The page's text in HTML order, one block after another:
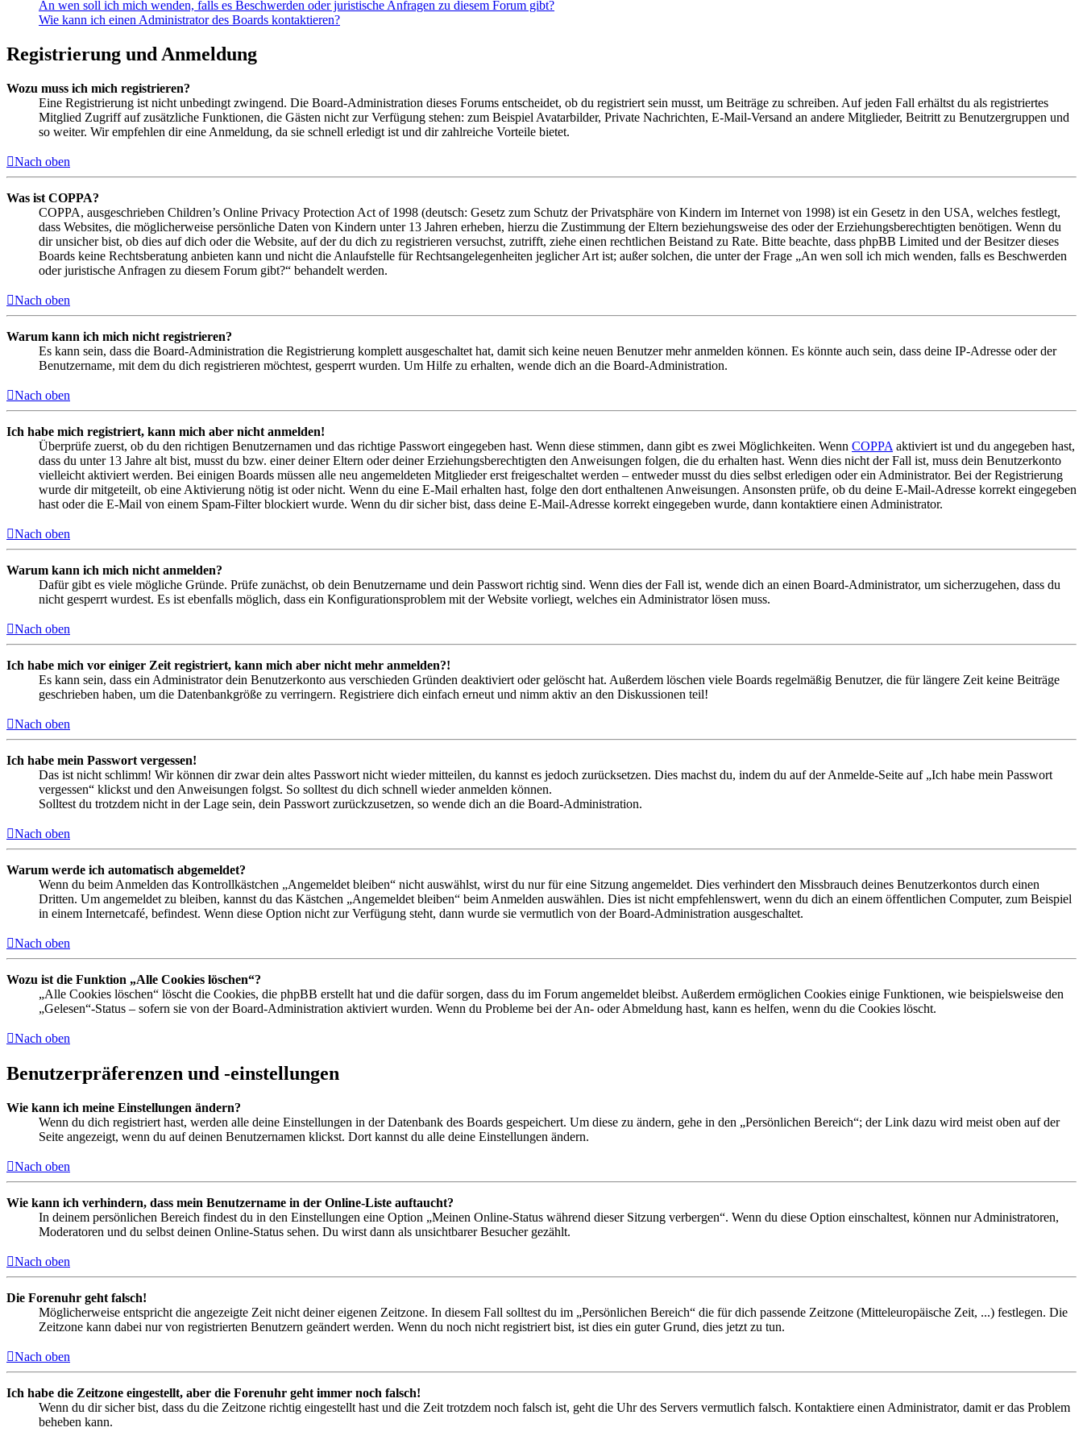
An wen soll ich mich wenden, falls es Beschwerden oder juristische Anfragen zu diesem Forum gibt?
Wie kann ich einen Administrator des Boards kontaktieren?
Registrierung und Anmeldung
Wozu muss ich mich registrieren?
Eine Registrierung ist nicht unbedingt zwingend. Die Board-Administration dieses Forums entscheidet, ob du registriert sein musst, um Beiträge zu schreiben. Auf jeden Fall erhältst du als registriertes
Mitglied Zugriff auf zusätzliche Funktionen, die Gästen nicht zur Verfügung stehen: zum Beispiel Avatarbilder, Private Nachrichten, E-Mail-Versand an andere Mitglieder, Beitritt zu Benutzergruppen und
so weiter. Wir empfehlen dir eine Anmeldung, da sie schnell erledigt ist und dir zahlreiche Vorteile bietet.
Nach oben
Was ist COPPA?
COPPA, ausgeschrieben Children’s Online Privacy Protection Act of 1998 (deutsch: Gesetz zum Schutz der Privatsphäre von Kindern im Internet von 1998) ist ein Gesetz in den USA, welches festlegt,
dass Websites, die möglicherweise persönliche Daten von Kindern unter 13 Jahren erheben, hierzu die Zustimmung der Eltern beziehungsweise des oder der Erziehungsberechtigten benötigen. Wenn du
dir unsicher bist, ob dies auf dich oder die Website, auf der du dich zu registrieren versuchst, zutrifft, ziehe einen rechtlichen Beistand zu Rate. Bitte beachte, dass phpBB Limited und der Besitzer dieses
Boards keine Rechtsberatung anbieten kann und nicht die Anlaufstelle für Rechtsangelegenheiten jeglicher Art ist; außer solchen, die unter der Frage „An wen soll ich mich wenden, falls es Beschwerden
oder juristische Anfragen zu diesem Forum gibt?“ behandelt werden.
Nach oben
Warum kann ich mich nicht registrieren?
Es kann sein, dass die Board-Administration die Registrierung komplett ausgeschaltet hat, damit sich keine neuen Benutzer mehr anmelden können. Es könnte auch sein, dass deine IP-Adresse oder der
Benutzername, mit dem du dich registrieren möchtest, gesperrt wurden. Um Hilfe zu erhalten, wende dich an die Board-Administration.
Nach oben
Ich habe mich registriert, kann mich aber nicht anmelden!
Überprüfe zuerst, ob du den richtigen Benutzernamen und das richtige Passwort eingegeben hast. Wenn diese stimmen, dann gibt es zwei Möglichkeiten. Wenn COPPA aktiviert ist und du angegeben hast,
dass du unter 13 Jahre alt bist, musst du bzw. einer deiner Eltern oder deiner Erziehungsberechtigten den Anweisungen folgen, die du erhalten hast. Wenn dies nicht der Fall ist, muss dein Benutzerkonto
vielleicht aktiviert werden. Bei einigen Boards müssen alle neu angemeldeten Mitglieder erst freigeschaltet werden – entweder musst du dies selbst erledigen oder ein Administrator. Bei der Registrierung
wurde dir mitgeteilt, ob eine Aktivierung nötig ist oder nicht. Wenn du eine E-Mail erhalten hast, folge den dort enthaltenen Anweisungen. Ansonsten prüfe, ob du deine E-Mail-Adresse korrekt eingegeben
hast oder die E-Mail von einem Spam-Filter blockiert wurde. Wenn du dir sicher bist, dass deine E-Mail-Adresse korrekt eingegeben wurde, dann kontaktiere einen Administrator.
Nach oben
Warum kann ich mich nicht anmelden?
Dafür gibt es viele mögliche Gründe. Prüfe zunächst, ob dein Benutzername und dein Passwort richtig sind. Wenn dies der Fall ist, wende dich an einen Board-Administrator, um sicherzugehen, dass du
nicht gesperrt wurdest. Es ist ebenfalls möglich, dass ein Konfigurationsproblem mit der Website vorliegt, welches ein Administrator lösen muss.
Nach oben
Ich habe mich vor einiger Zeit registriert, kann mich aber nicht mehr anmelden?!
Es kann sein, dass ein Administrator dein Benutzerkonto aus verschieden Gründen deaktiviert oder gelöscht hat. Außerdem löschen viele Boards regelmäßig Benutzer, die für längere Zeit keine Beiträge
geschrieben haben, um die Datenbankgröße zu verringern. Registriere dich einfach erneut und nimm aktiv an den Diskussionen teil!
Nach oben
Ich habe mein Passwort vergessen!
Das ist nicht schlimm! Wir können dir zwar dein altes Passwort nicht wieder mitteilen, du kannst es jedoch zurücksetzen. Dies machst du, indem du auf der Anmelde-Seite auf „Ich habe mein Passwort
vergessen“ klickst und den Anweisungen folgst. So solltest du dich schnell wieder anmelden können.
Solltest du trotzdem nicht in der Lage sein, dein Passwort zurückzusetzen, so wende dich an die Board-Administration.
Nach oben
Warum werde ich automatisch abgemeldet?
Wenn du beim Anmelden das Kontrollkästchen „Angemeldet bleiben“ nicht auswählst, wirst du nur für eine Sitzung angemeldet. Dies verhindert den Missbrauch deines Benutzerkontos durch einen
Dritten. Um angemeldet zu bleiben, kannst du das Kästchen „Angemeldet bleiben“ beim Anmelden auswählen. Dies ist nicht empfehlenswert, wenn du dich an einem öffentlichen Computer, zum Beispiel
in einem Internetcafé, befindest. Wenn diese Option nicht zur Verfügung steht, dann wurde sie vermutlich von der Board-Administration ausgeschaltet.
Nach oben
Wozu ist die Funktion „Alle Cookies löschen“?
„Alle Cookies löschen“ löscht die Cookies, die phpBB erstellt hat und die dafür sorgen, dass du im Forum angemeldet bleibst. Außerdem ermöglichen Cookies einige Funktionen, wie beispielsweise den
„Gelesen“-Status – sofern sie von der Board-Administration aktiviert wurden. Wenn du Probleme bei der An- oder Abmeldung hast, kann es helfen, wenn du die Cookies löscht.
Nach oben
Benutzerpräferenzen und -einstellungen
Wie kann ich meine Einstellungen ändern?
Wenn du dich registriert hast, werden alle deine Einstellungen in der Datenbank des Boards gespeichert. Um diese zu ändern, gehe in den „Persönlichen Bereich“; der Link dazu wird meist oben auf der
Seite angezeigt, wenn du auf deinen Benutzernamen klickst. Dort kannst du alle deine Einstellungen ändern.
Nach oben
Wie kann ich verhindern, dass mein Benutzername in der Online-Liste auftaucht?
In deinem persönlichen Bereich findest du in den Einstellungen eine Option „Meinen Online-Status während dieser Sitzung verbergen“. Wenn du diese Option einschaltest, können nur Administratoren,
Moderatoren und du selbst deinen Online-Status sehen. Du wirst dann als unsichtbarer Besucher gezählt.
Nach oben
Die Forenuhr geht falsch!
Möglicherweise entspricht die angezeigte Zeit nicht deiner eigenen Zeitzone. In diesem Fall solltest du im „Persönlichen Bereich“ die für dich passende Zeitzone (Mitteleuropäische Zeit, ...) festlegen. Die
Zeitzone kann dabei nur von registrierten Benutzern geändert werden. Wenn du noch nicht registriert bist, ist dies ein guter Grund, dies jetzt zu tun.
Nach oben
Ich habe die Zeitzone eingestellt, aber die Forenuhr geht immer noch falsch!
Wenn du dir sicher bist, dass du die Zeitzone richtig eingestellt hast und die Zeit trotzdem noch falsch ist, geht die Uhr des Servers vermutlich falsch. Kontaktiere einen Administrator, damit er das Problem
beheben kann.